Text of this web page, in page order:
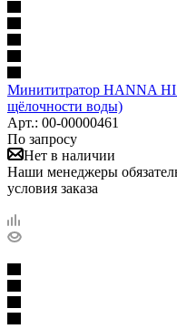
Минититратор HANNA HI
щёлочности воды)
Арт.: 00-00000461
По запросу
Нет в наличии
Наши менеджеры
условия заказа